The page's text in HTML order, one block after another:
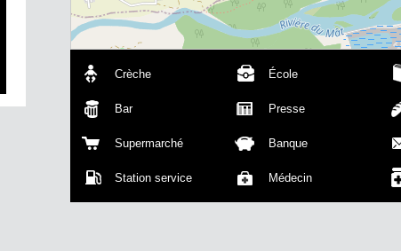
Crèche École
Bar Presse
Supermarché Banque
Station service Médecin